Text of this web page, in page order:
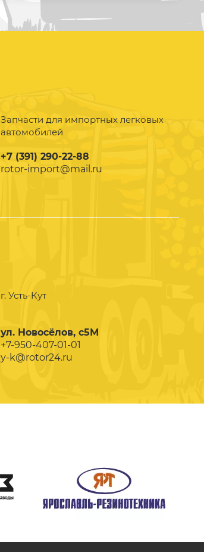
Запчасти для импортных легковых
автомобилей
+7 (391) 290-22-88
rotor-import@mail.ru
г. Усть-Кут
ул. Новосёлов, с5М
+7-950-407-01-01
y-k@rotor24.ru